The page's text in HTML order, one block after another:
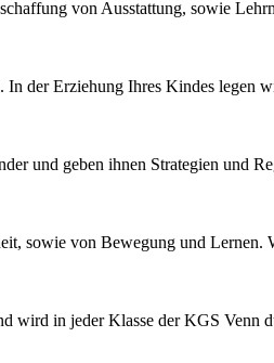
von Ausstattung, sowie
In der Erziehung Ihres Kindes
und geben ihnen Strategien und
sowie von Bewegung und
wird in jeder Klasse der KGS Venn